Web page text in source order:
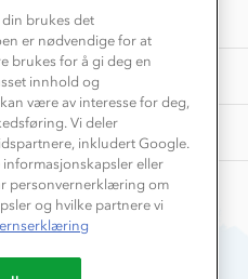
brukes det
er nødvendige for at
brukes for å gi deg en
innhold og
være av interesse for deg,
Vi deler
inkludert Google.
informasjonskapsler eller
personvernerklæring om
og hvilke partnere vi